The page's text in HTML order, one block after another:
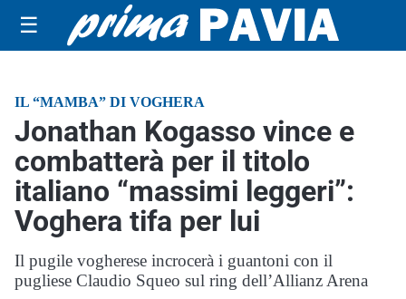
☰
IL “MAMBA” DI VOGHERA
Jonathan Kogasso vince e
combatterà per il titolo
italiano “massimi leggeri”:
Voghera tifa per lui
Il pugile vogherese incrocerà i guantoni con il
pugliese Claudio Squeo sul ring dell’Allianz Arena